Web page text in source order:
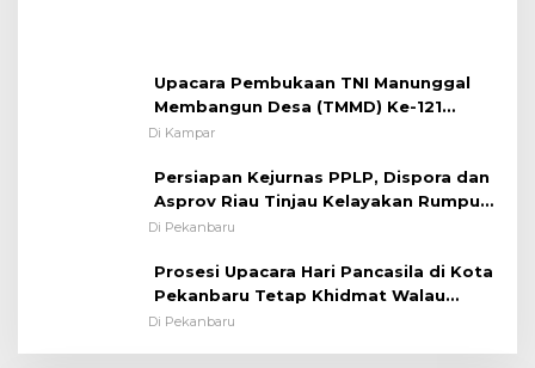
Upacara Pembukaan TNI Manunggal
Membangun Desa (TMMD) Ke-121
Kodim 0313/KPR Tahun 2024) ?
Di Kampar
Persiapan Kejurnas PPLP, Dispora dan
Asprov Riau Tinjau Kelayakan Rumput
Lapangan Sepakbola
Di Pekanbaru
Prosesi Upacara Hari Pancasila di Kota
Pekanbaru Tetap Khidmat Walau
Dalam Ruangan
Di Pekanbaru